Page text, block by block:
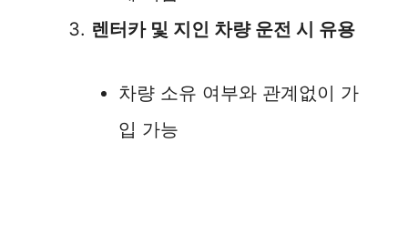
렌터카 및 지인 차량 운전 시 유용
차량 소유 여부와 관계없이 가
입 가능